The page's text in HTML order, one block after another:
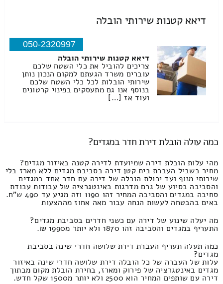
דיאא קטנות שירותי הובלה
050-2320997
דיאא קטנות שירותי הובלה
צריכים להוביל את כלי השטח שלכם
עוברים משרד הגעתם למקום הנכון נותן
שירותי הובלות לכל כלי השטח שלכם
בנוסף אנו גם מתעסקים בפינוי קרטונים
ועוד אז […]
כמה עולה הובלת דירת חדר במגדים?
מהי עלות הובלת דירה שמיועדת לדירה קטנה באיזור מגדים?
מחיר בשביל העברת בית קטן דירה בסביבת מגדים ללא מארז בלי
שירותי מנוף ועד יכולת הובלה של דירה עם חדר אחד במגדים
והסביבה בסיוע של גרם מדרגות באינטגרציה של עבודות עבודת
סחיבה במגדים והסביבה המחיר זהו 1190 וזה מגיע עד 490 ש"ח.
באים בהבטחה לעשות הנחה עבור מאה אחוז מההצעות
מה יעלה שינוע של דירה עם כשני חדרים בסביבת מגדים?
התעריף במגדים והסביבה זהו 1870 ולא יותר מ1990 ₪.
כמה תעלה תעריף העברת דירת שלושה חדרי שינה בסביבת
מגדים?
עלות של העברה של כל הובלה דירת שלושה חדרי שינה באיזור
מגדים באינטגרציה של פירוק ומארז, בחירת הובלת מקום מבתוך
דירה עם שותפים המחיר הוא 2500 ולא יותר מ1500 שקל חדש.